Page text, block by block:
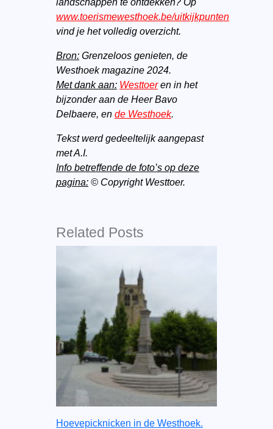
landschappen te ontdekken? Op
www.toerismewesthoek.be/uitkijkpunten
vind je het volledig overzicht.
Bron:Grenzeloos genieten, de
Westhoek magazine 2024.
Met dank aan: Westtoeren in het
bijzonder aan de Heer Bavo
Delbaere, en de Westhoek.
Tekst werd gedeeltelijk aangepast
met A.I.
Info betreffende de foto’s op deze
pagina: © Copyright Westtoer.
Related Posts
Hoevepicknicken in de Westhoek.